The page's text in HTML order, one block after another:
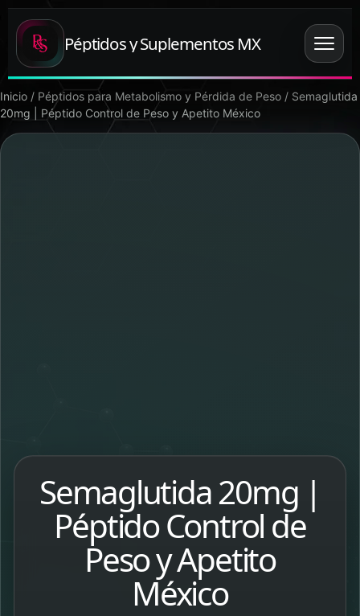
Péptidos y Suplementos MX
Inicio / Péptidos para Metabolismo y Pérdida de Peso / Semaglutida
20mg | Péptido Control de Peso y Apetito México
Semaglutida 20mg |
Péptido Control de
Peso y Apetito
México